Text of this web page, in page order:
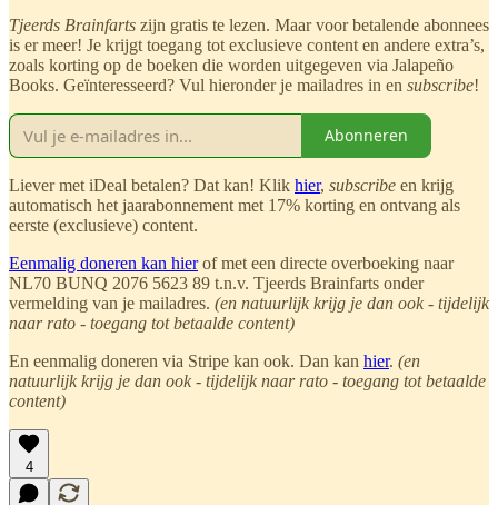
Tjeerds Brainfarts zijn gratis te lezen. Maar voor betalende abonnees
is er meer! Je krijgt toegang tot exclusieve content en andere extra’s,
zoals korting op de boeken die worden uitgegeven via Jalapeño
Books. Geïnteresseerd? Vul hieronder je mailadres in en subscribe!
Abonneren
Liever met iDeal betalen? Dat kan! Klik hier, subscribe en krijg
automatisch het jaarabonnement met 17% korting en ontvang als
eerste (exclusieve) content.
Eenmalig doneren kan hierof met een directe overboeking naar
NL70 BUNQ 2076 5623 89 t.n.v. Tjeerds Brainfarts onder
vermelding van je mailadres. (en natuurlijk krijg je dan ook - tijdelijk
naar rato - toegang tot betaalde content)
En eenmalig doneren via Stripe kan ook. Dan kan hier. (en
natuurlijk krijg je dan ook - tijdelijk naar rato - toegang tot betaalde
content)
4